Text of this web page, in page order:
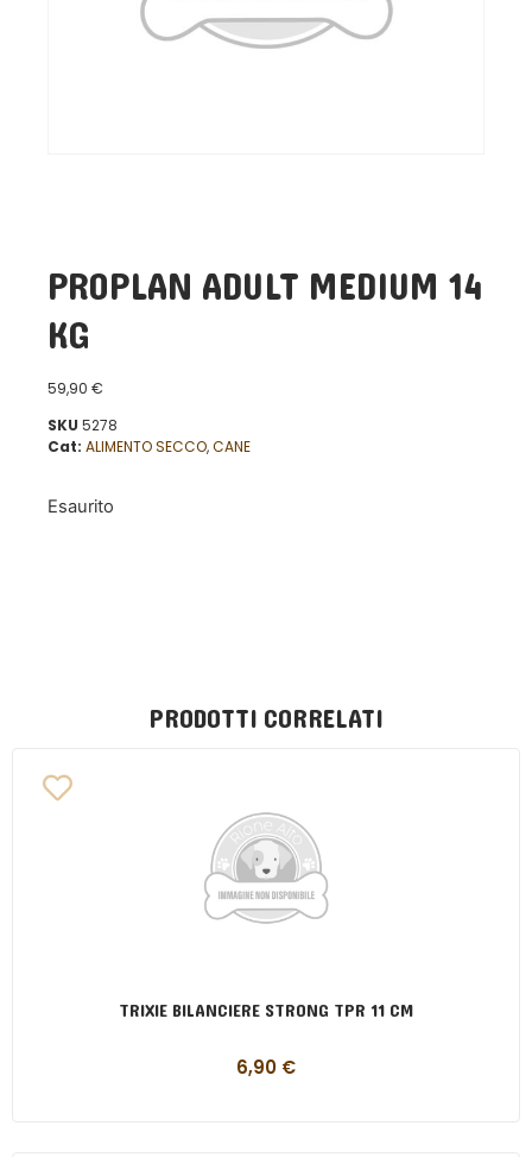
PROPLAN ADULT MEDIUM 14
KG
59,90 €
SKU 5278
Cat: ALIMENTO SECCO,CANE
Esaurito
PRODOTTI CORRELATI
TRIXIE BILANCIERE STRONG TPR 11 CM
6,90 €